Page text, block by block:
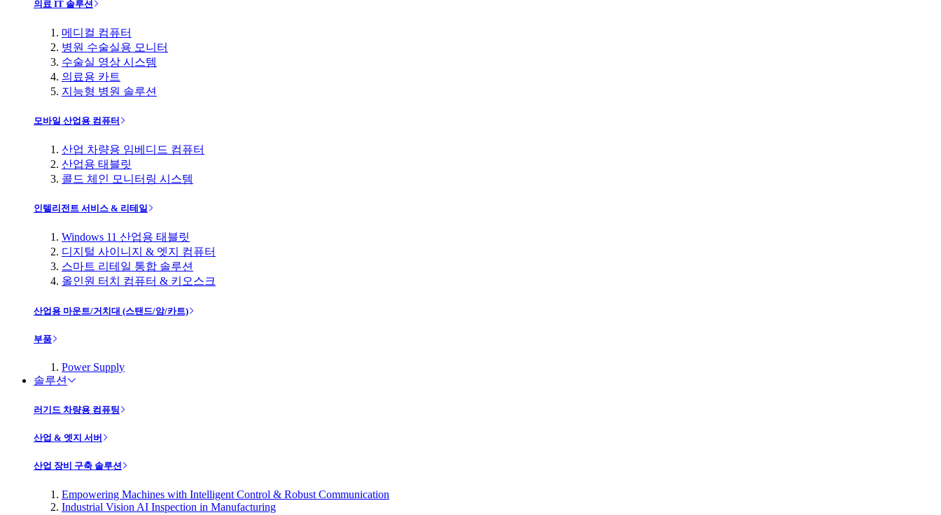
의료 IT 솔루션
메디컬 컴퓨터
병원 수술실용 모니터
수술실 영상 시스템
의료용 카트
지능형 병원 솔루션
모바일 산업용 컴퓨터
산업 차량용 임베디드 컴퓨터
산업용 태블릿
콜드 체인 모니터링 시스템
인텔리전트 서비스 & 리테일
Windows 11 산업용 태블릿
디지털 사이니지 & 엣지 컴퓨터
스마트 리테일 통합 솔루션
올인원 터치 컴퓨터 & 키오스크
산업용 마운트/거치대 (스탠드/암/카트)
부품
Power Supply
솔루션
러기드 차량용 컴퓨팅
산업 & 엣지 서버
산업 장비 구축 솔루션
Empowering Machines with Intelligent Control & Robust Communication
Industrial Vision AI Inspection in Manufacturing